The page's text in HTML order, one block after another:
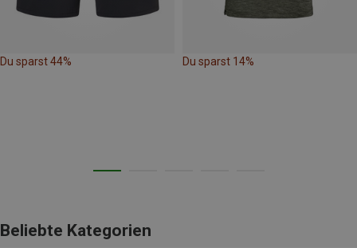
Du sparst 44% Du sparst 14%
Beliebte Kategorien